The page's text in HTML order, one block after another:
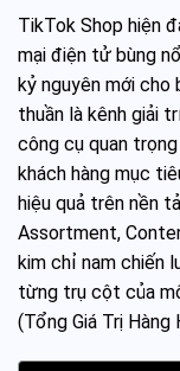
TikTok Shop hiện
mại điện tử bùng
kỷ nguyên mới cho
thuần là kênh giải
công cụ quan
khách hàng mục
hiệu quả trên nền
Assortment,
kim chỉ nam chiến
từng trụ cột của
(Tổng Giá Trị Hàng